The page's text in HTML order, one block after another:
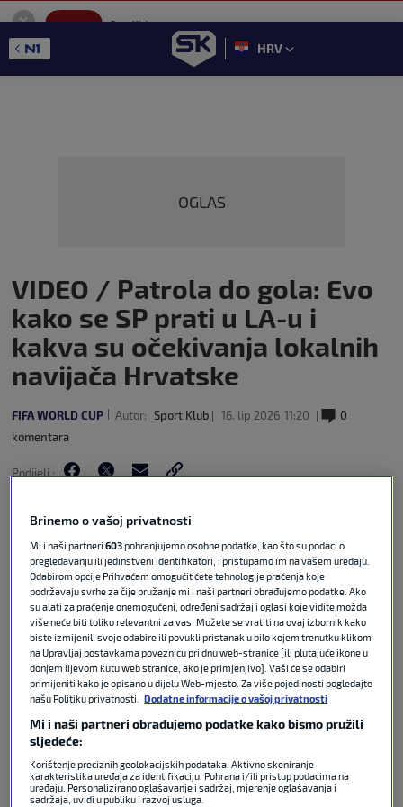
SportKlub
GET - On the Google Play
HRV
OGLAS
VIDEO / Patrola do gola: Evo
kako se SP prati u LA-u i
kakva su očekivanja lokalnih
navijača Hrvatske
FIFA WORLD CUP Autor: Sport Klub 16. lip 2026 11:20
0
komentara
Podijeli :
U prvoj epizodi emisije 'Patrola do gola' Gordan
Lopac uvodi nas u atmosferu koja vlada Los
Angelesom na početku Svjetskog prvenstva.
Pogledajte kako su Amerikanci doživjeli veliku
pobjedu svoje reprezentacije na otvaranju protiv
Brinemo o vašoj privatnosti
Mi i naši partneri603pohranjujemo osobne podatke, kao što su podaci o
pregledavanju ili jedinstveni identifikatori, i pristupamo im na vašem uređaju.
Odabirom opcije Prihvaćam omogućit ćete tehnologije praćenja koje
podržavaju svrhe za čije pružanje mi i naši partneri obrađujemo podatke. Ako
su alati za praćenje onemogućeni, određeni sadržaj i oglasi koje vidite možda
više neće biti toliko relevantni za vas. Možete se vratiti na ovaj izbornik kako
biste izmijenili svoje odabire ili povukli pristanak u bilo kojem trenutku klikom
na Upravljaj postavkama poveznicu pri dnu web-stranice [ili plutajuće ikone u
donjem lijevom kutu web stranice, ako je primjenjivo]. Vaši će se odabiri
primijeniti kako je opisano u dijelu Web-mjesto. Za više pojedinosti pogledajte
našu Politiku privatnosti.
Dodatne informacije o vašoj privatnosti
Mi i naši partneri obrađujemo podatke kako bismo pružili
sljedeće:
Korištenje preciznih geolokacijskih podataka. Aktivno skeniranje
karakteristika uređaja za identifikaciju. Pohrana i/ili pristup podacima na
uređaju. Personalizirano oglašavanje i sadržaj, mjerenje oglašavanja i
sadržaja, uvidi u publiku i razvoj usluga.